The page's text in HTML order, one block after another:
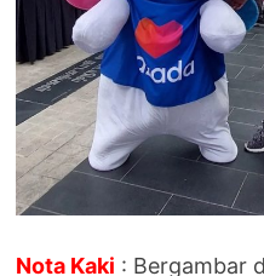
Nota Kaki : Bergambar